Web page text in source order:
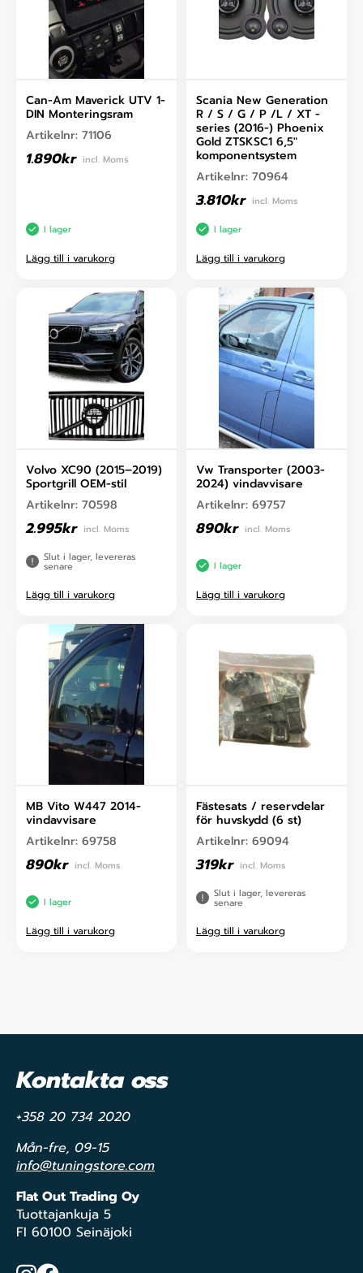
Can-Am Maverick UTV 1-
DIN Monteringsram
Artikelnr: 71106
1.890kr incl. Moms
I lager
Lägg till i varukorg
Scania New Generation
R / S / G / P /L / XT -
series (2016-) Phoenix
Gold ZTSKSC1 6,5″
komponentsystem
Artikelnr: 70964
3.810kr incl. Moms
I lager
Lägg till i varukorg
Volvo XC90 (2015–2019)
Sportgrill OEM-stil
Artikelnr: 70598
2.995kr incl. Moms
Slut i lager, levereras
senare
Lägg till i varukorg
Vw Transporter (2003-
2024) vindavvisare
Artikelnr: 69757
890kr incl. Moms
I lager
Lägg till i varukorg
MB Vito W447 2014-
vindavvisare
Artikelnr: 69758
890kr incl. Moms
I lager
Lägg till i varukorg
Fästesats / reservdelar
för huvskydd (6 st)
Artikelnr: 69094
319kr incl. Moms
Slut i lager, levereras
senare
Lägg till i varukorg
Kontakta oss
+358 20 734 2020
Mån-fre, 09-15
info@tuningstore.com
Flat Out Trading Oy
Tuottajankuja 5
FI 60100 Seinäjoki